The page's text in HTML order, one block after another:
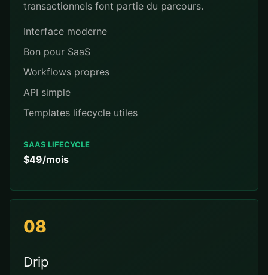
transactionnels font partie du parcours.
Interface moderne
Bon pour SaaS
Workflows propres
API simple
Templates lifecycle utiles
SAAS LIFECYCLE
$49/mois
08
Drip